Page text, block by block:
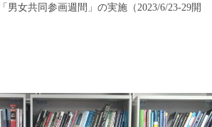
男女共同参画週間」の実施（2023/6/23-29開